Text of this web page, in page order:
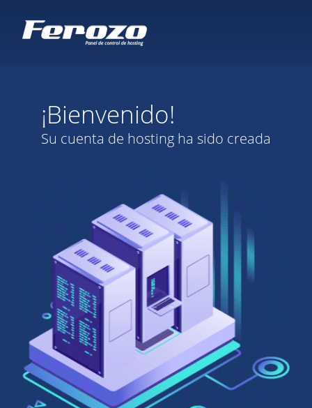
¡Bienvenido!
Su cuenta de hosting ha sido creada